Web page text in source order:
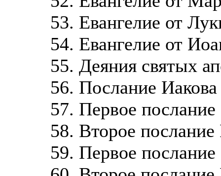
53. Евангелие от
54. Евангелие от
55. Деяния святых
56. Послание Иакова
57. Первое
58. Второе послание
59. Первое